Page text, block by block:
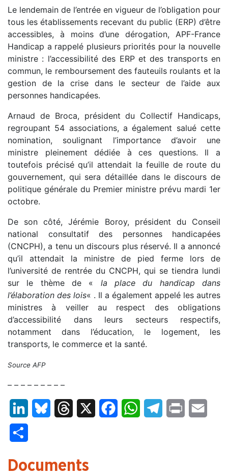
Le lendemain de l’entrée en vigueur de l’obligation pour
tous les établissements recevant du public (ERP) d’être
accessibles, à moins d’une dérogation, APF-France
Handicap a rappelé plusieurs priorités pour la nouvelle
ministre : l’accessibilité des ERP et des transports en
commun, le remboursement des fauteuils roulants et la
gestion de la crise dans le secteur de l’aide aux
personnes handicapées.
Arnaud de Broca, président du Collectif Handicaps,
regroupant 54 associations, a également salué cette
nomination, soulignant l’importance d’avoir une
ministre pleinement dédiée à ces questions. Il a
toutefois précisé qu’il attendait la feuille de route du
gouvernement, qui sera détaillée dans le discours de
politique générale du Premier ministre prévu mardi 1er
octobre.
De son côté, Jérémie Boroy, président du Conseil
national consultatif des personnes handicapées
(CNCPH), a tenu un discours plus réservé. Il a annoncé
qu’il attendait la ministre de pied ferme lors de
l’université de rentrée du CNCPH, qui se tiendra lundi
sur le thème de « la place du handicap dans
l’élaboration des lois« . Il a également appelé les autres
ministres à veiller au respect des obligations
d’accessibilité dans leurs secteurs respectifs,
notamment dans l’éducation, le logement, les
transports, le commerce et la santé.
Source AFP
– – – – – – – – –
LinkedInBluesky Threads FacebookWhatsAppTelegram
Print
Documents